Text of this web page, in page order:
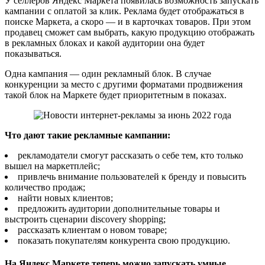
кампании с оплатой за клик. Реклама будет отображаться в
поиске Маркета, а скоро — и в карточках товаров. При этом
продавец сможет сам выбрать, какую продукцию отображать
в рекламных блоках и какой аудитории она будет
показываться.
Одна кампания — один рекламный блок. В случае
конкуренции за место с другими форматами продвижения
такой блок на Маркете будет приоритетным в показах.
Что дают такие рекламные кампании:
рекламодатели смогут рассказать о себе тем, кто только
вышел на маркетплейс;
привлечь внимание пользователей к бренду и повысить
количество продаж;
найти новых клиентов;
предложить аудитории дополнительные товары и
выстроить сценарии discovery shopping;
рассказать клиентам о новом товаре;
показать покупателям конкурента свою продукцию.